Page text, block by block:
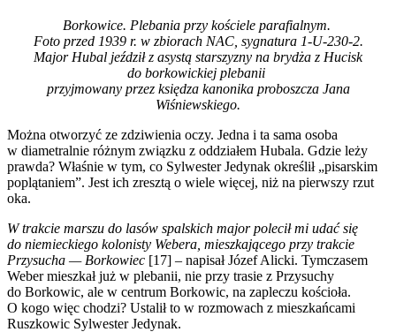
Borkowice. Plebania przy kościele parafialnym.
Foto przed 1939 r. w zbiorach NAC, sygnatura 1-U-230-2.
Major Hubal jeździł z asystą starszyzny na brydża z Hucisk
do borkowickiej plebanii
przyjmowany przez księdza kanonika proboszcza Jana
Wiśniewskiego.
Można otworzyć ze zdziwienia oczy. Jedna i ta sama osoba
w diametralnie różnym związku z oddziałem Hubala. Gdzie leży
prawda? Właśnie w tym, co Sylwester Jedynak określił „pisarskim
poplątaniem”. Jest ich zresztą o wiele więcej, niż na pierwszy rzut
oka.
W trakcie marszu do lasów spalskich major polecił mi udać się
do niemieckiego kolonisty Webera, mieszkającego przy trakcie
Przysucha — Borkowiec [17] – napisał Józef Alicki. Tymczasem
Weber mieszkał już w plebanii, nie przy trasie z Przysuchy
do Borkowic, ale w centrum Borkowic, na zapleczu kościoła.
O kogo więc chodzi? Ustalił to w rozmowach z mieszkańcami
Ruszkowic Sylwester Jedynak.